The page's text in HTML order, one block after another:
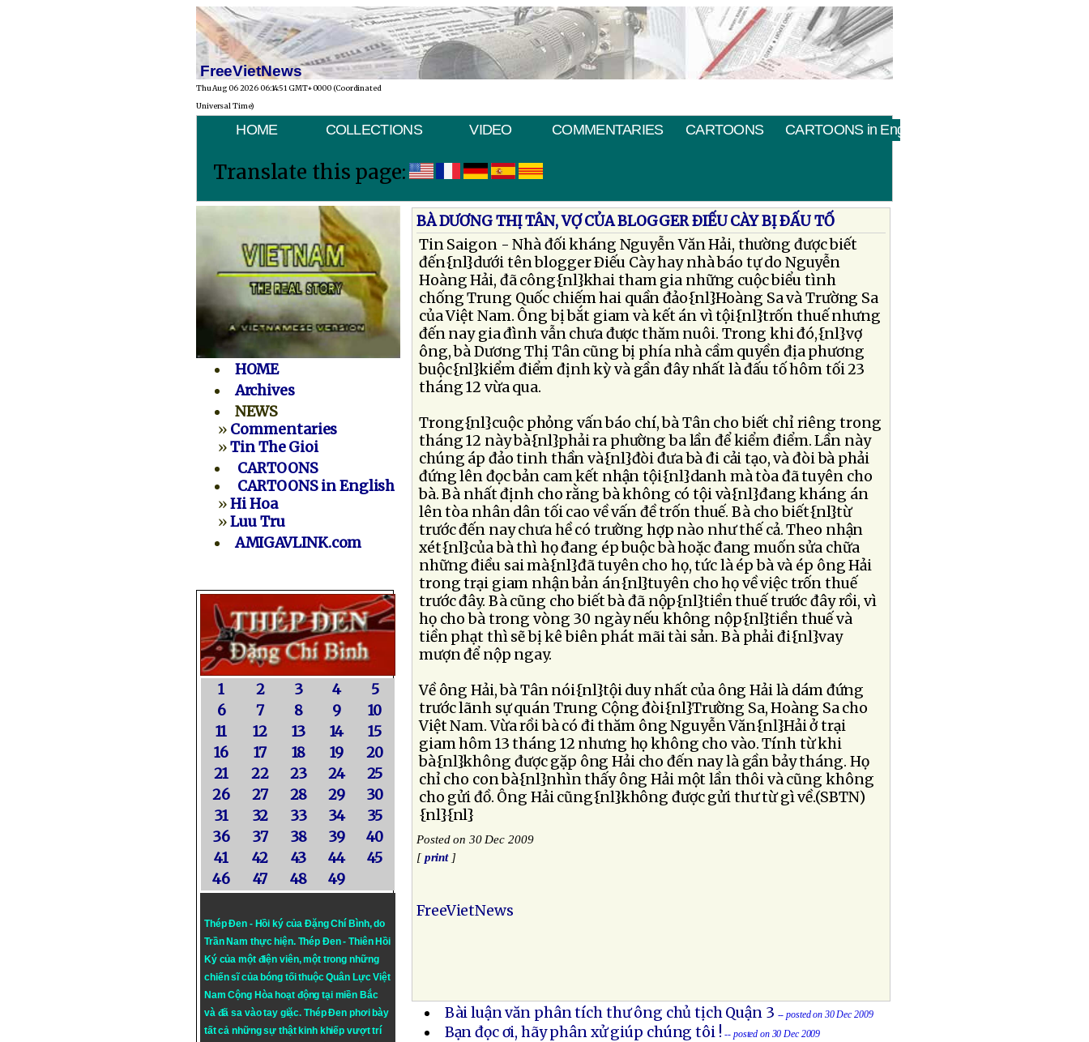
FreeVietNews
Thu Aug 06 2026 06:14:51 GMT+0000 (Coordinated
Universal Time)
HOME COLLECTIONS VIDEO COMMENTARIES CARTOONS CARTOONS in English
Translate this page:
HOME
Archives
NEWS
» Commentaries
»Tin The Gioi
CARTOONS
CARTOONS in English
»Hi Hoa
»Luu Tru
AMIGAVLINK.com
1 2 3 4
5
6
7 8 9
10
11
12 13 14
15
16
17 18 19
20
21
22 23 24
25
26
27 28 29
30
31
32 33 34
35
36
37 38 39
40
41
42 43 44
45
46
47 48 49
Thép Đen - Hồi ký của Đặng Chí Bình, do
Trần Nam thực hiện. Thép Đen- Thiên Hồi
Ký của một điện viên, một trong những
chiến sĩ của bóng tối thuộc Quân Lực Việt
Nam Cộng Hòa hoạt động tại miền Bắc
và đã sa vào tay giặc. Thép Đen phơi bày
tất cả những sự thật kinh khiếp vượt trí
BÀ DƯƠNG THỊ TÂN, VỢ CỦA BLOGGER ÐIẾU CÀY BỊ ÐẤU TỐ
Tin Saigon - Nhà đối kháng Nguyễn Văn Hải, thường được biết
đến{nl}dưới tên blogger Ðiếu Cày hay nhà báo tự do Nguyễn
Hoàng Hải, đã công{nl}khai tham gia những cuộc biểu tình
chống Trung Quốc chiếm hai quần đảo{nl}Hoàng Sa và Trường Sa
của Việt Nam. Ông bị bắt giam và kết án vì tội{nl}trốn thuế nhưng
đến nay gia đình vẫn chưa được thăm nuôi. Trong khi đó,{nl}vợ
ông, bà Dương Thị Tân cũng bị phía nhà cầm quyền địa phương
buộc{nl}kiểm điểm định kỳ và gần đây nhất là đấu tố hôm tối 23
tháng 12 vừa qua.
Trong{nl}cuộc phỏng vấn báo chí, bà Tân cho biết chỉ riêng trong
tháng 12 này bà{nl}phải ra phường ba lần để kiểm điểm. Lần này
chúng áp đảo tinh thần và{nl}đòi đưa bà đi cải tạo, và đòi bà phải
đứng lên đọc bản cam kết nhận tội{nl}danh mà tòa đã tuyên cho
bà. Bà nhất định cho rằng bà không có tội và{nl}đang kháng án
lên tòa nhân dân tối cao về vấn đề trốn thuế. Bà cho biết{nl}từ
trước đến nay chưa hề có trường hợp nào như thế cả. Theo nhận
xét{nl}của bà thì họ đang ép buộc bà hoặc đang muốn sửa chữa
những điều sai mà{nl}đã tuyên cho họ, tức là ép bà và ép ông Hải
trong trại giam nhận bản án{nl}tuyên cho họ về việc trốn thuế
trước đây. Bà cũng cho biết bà đã nộp{nl}tiền thuế trước đây rồi, vì
họ cho bà trong vòng 30 ngày nếu không nộp{nl}tiền thuế và
tiền phạt thì sẽ bị kê biên phát mãi tài sản. Bà phải đi{nl}vay
mượn để nộp ngay.
Về ông Hải, bà Tân nói{nl}tội duy nhất của ông Hải là dám đứng
trước lãnh sự quán Trung Cộng đòi{nl}Trường Sa, Hoàng Sa cho
Việt Nam. Vừa rồi bà có đi thăm ông Nguyễn Văn{nl}Hải ở trại
giam hôm 13 tháng 12 nhưng họ không cho vào. Tính từ khi
bà{nl}không được gặp ông Hải cho đến nay là gần bảy tháng. Họ
chỉ cho con bà{nl}nhìn thấy ông Hải một lần thôi và cũng không
cho gửi đồ. Ông Hải cũng{nl}không được gửi thư từ gì về.(SBTN)
{nl}{nl}
Posted on 30 Dec 2009
[print]
FreeVietNews
Bài luận văn phân tích thư ông chủ tịch Quận 3 -- posted on 30 Dec 2009
Bạn đọc ơi, hãy phân xử giúp chúng tôi ! -- posted on 30 Dec 2009